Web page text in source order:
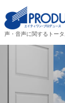
声・音声に関するトー